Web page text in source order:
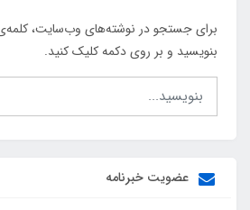
برای جستجو در نوشته‌های وب‌سایت،
بنویسید و بر روی دکمه کلیک کنید.
عضویت خبرنامه